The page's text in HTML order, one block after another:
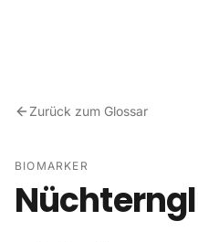
Zurück zum Glossar
BIOMARKER